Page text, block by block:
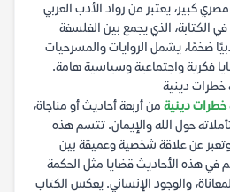
كبير، يعتبر من رواد الأدب العربي
الكتابة، الذي يجمع بين الفلسفة
ضخمًا، يشمل الروايات والمسرحيات
فكرية واجتماعية وسياسية هامة.
خطرات دينية
خطرات دينية من أربعة أحاديث أو مناجاة،
حول الله والإيمان. تتسم هذه
وتعبر عن علاقة شخصية وعميقة بين
في هذه الأحاديث قضايا مثل الحكمة
والوجود الإنساني. يعكس الكتاب